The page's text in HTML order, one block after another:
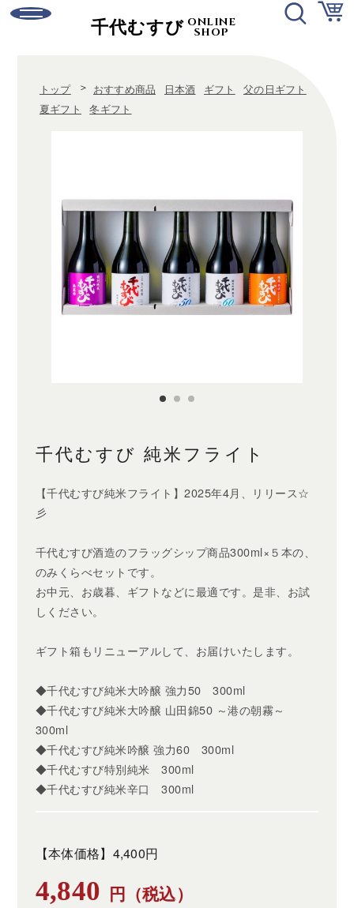
ご利用ガイド
有機純米酒
強力シリーズ
食品・スイーツ
ギフト
すべてのカテゴリー ＋
千代むすび ONLINE
SHOP
トップ ＞ おすすめ商品 日本酒 ギフト
父の日ギフト
夏ギフト
冬ギフト
千代むすび 純米フライト
【千代むすび純米フライト】2025年4月、リリース☆
彡
千代むすび酒造のフラッグシップ商品300ml×５本の、
のみくらべセットです。
お中元、お歳暮、ギフトなどに最適です。是非、お試
しください。
ギフト箱もリニューアルして、お届けいたします。
◆千代むすび純米大吟醸 強力50 300ml
◆千代むすび純米大吟醸 山田錦50 ～港の朝霧～
300ml
◆千代むすび純米吟醸 強力60 300ml
◆千代むすび特別純米 300ml
◆千代むすび純米辛口 300ml
【本体価格】4,400円
4,840 円（税込）